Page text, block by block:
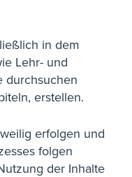
in dem
Lehr- und
durchsuchen
erstellen.
erfolgen und
folgen
der Inhalte